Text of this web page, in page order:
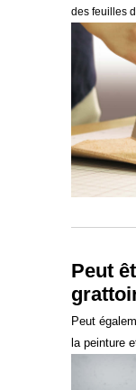
des feuilles
Peut
Peut
la peinture